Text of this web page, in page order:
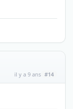
il y a 9 ans #14